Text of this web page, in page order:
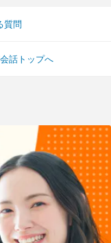
質問
話トップへ